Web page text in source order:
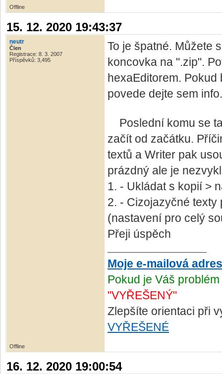
Offline
15. 12. 2020 19:43:37
neutr
Člen
Registrace: 8. 3. 2007
Příspěvků: 3,495
To je špatné. Můžete
koncovka na ".zip".
hexaEditorem.
povede dejte sem info.
Poslední komu se
začít od začátku.
textů a Writer pak
prázdný ale je
1. - Ukládat s kopií >
2. - Cizojazyčné
(nastavení pro celý
Přeji úspěch
Moje e-mailová
Pokud je Váš
"VYŘEŠENÝ"
Zlepšíte orientaci při
VYŘEŠENÉ
Offline
16. 12. 2020 19:00:54